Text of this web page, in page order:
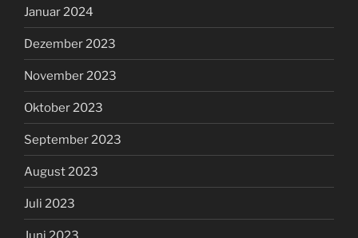
Januar 2024
Dezember 2023
November 2023
Oktober 2023
September 2023
August 2023
Juli 2023